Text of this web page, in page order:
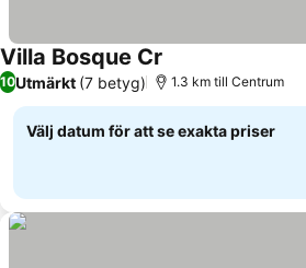
Villa Bosque CrSe priser
10Utmärkt (7 betyg) 1.3 km till Centrum
Välj datum för att se exakta priser